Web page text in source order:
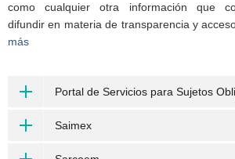
como cualquier otra información que
difundir en materia de transparencia y
más
Portal de Servicios para Sujetos
Saimex